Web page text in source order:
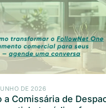
DE 2026
a Comissária de